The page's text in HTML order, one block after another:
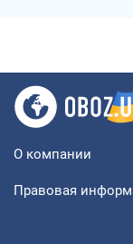
О компании
Правовая